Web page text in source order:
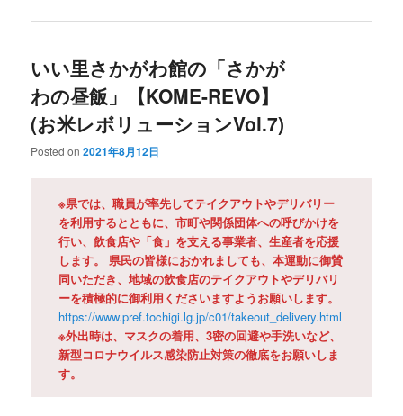
いい里さかがわ館の「さかが
わの昼飯」【KOME-REVO】
(お米レボリューションVol.7)
Posted on2021年8月12日
※県では、職員が率先してテイクアウトやデリバリー
を利用するとともに、市町や関係団体への呼びかけを
行い、飲食店や「食」を支える事業者、生産者を応援
します。 県民の皆様におかれましても、本運動に御賛
同いただき、地域の飲食店のテイクアウトやデリバリ
ーを積極的に御利用くださいますようお願いします。
https://www.pref.tochigi.lg.jp/c01/takeout_delivery.html
※外出時は、マスクの着用、3密の回避や手洗いなど、
新型コロナウイルス感染防止対策の徹底をお願いしま
す。